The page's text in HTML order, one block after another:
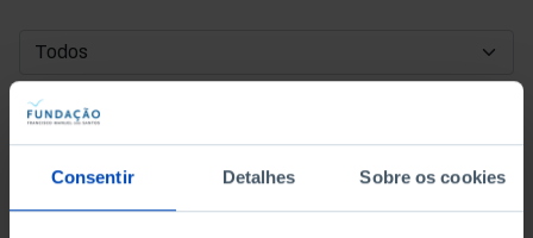
Consentir Detalhes Sobre os cookies
DATA DE INÍCIO
DATA DE FIM